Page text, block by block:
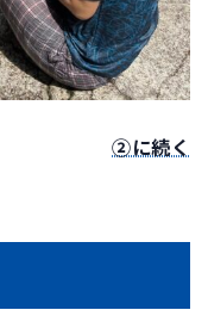
②に続く